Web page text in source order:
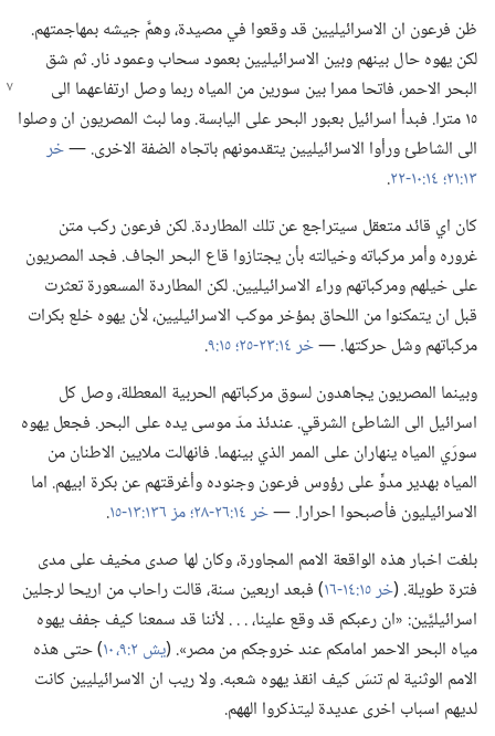
ظن فرعون ان الاسرائيليين قد وقعوا في مصيدة،‏ وهمَّ جيشه بمهاجمتهم.‏
لكن يهوه حال بينهم وبين الاسرائيليين بعمود سحاب وعمود نار.‏ ثم شق
البحرالاحمر،‏ فاتحا ممرا بين سورين من المياه ربما وصل ارتفاعهما الى
١٥ مترا.‏ فبدأ اسرائيل بعبور البحر على اليابسة.‏ وما لبث المصريون ان وصلوا
الى الشاطئ ورأوا الاسرائيليين يتقدمونهم باتجاه الضفة الاخرى.‏ —‏خر
١٣:‏٢١؛‏
‏.‏
كان اي قائد متعقل سيتراجع عن تلك المطاردة.‏ لكن فرعون ركب متن
غروره وأمر مركباته وخيالته بأن يجتازوا قاع البحر الجاف.‏ فجد المصريون
على خيلهم ومركباتهم وراء الاسرائيليين.‏ لكن المطاردة المسعورة تعثرت
قبل ان يتمكنوا من اللحاق بمؤخر موكب الاسرائيليين،‏ لأن يهوه خلع بكرات
مركباتهم وشل حركتها.‏ —‏خر ١٤:‏٢٣-‏٢٥؛‏
‏.‏
وبينما المصريون يجاهدون لسوق مركباتهم الحربية المعطلة،‏ وصل كل
اسرائيل الى الشاطئ الشرقي.‏ عندئذ مدّ موسى يده على البحر.‏ فجعل يهوه
سورَي المياه ينهاران على الممر الذي بينهما.‏ فانهالت ملايين الاطنان من
المياه بهدير مدوٍّ على رؤوس فرعون وجنوده وأغرقتهم عن بكرة ابيهم.‏ اما
الاسرائيليون فأصبحوا احرارا.‏ —‏خر ١٤:‏٢٦-‏٢٨؛‏ مز ١٣٦:‏١٣-‏١٥
‏.‏
بلغت اخبار هذه الواقعة الامم المجاورة،‏ وكان لها صدى مخيف على مدى
فترة طويلة.‏ (‏خر ١٥:‏١٤-‏١٦
‏)‏ فبعد اربعين سنة،‏ قالت راحاب من اريحا لرجلين
اسرائيليَّين:‏ «ان رعبكم قد وقع علينا،‏ .‏ .‏ .‏ لأننا قد سمعنا كيف جفف يهوه
مياه البحر الاحمر امامكم عند خروجكم من مصر».‏ (‏يش ٢:‏٩،‏ ١٠
‏)‏ حتى هذه
الامم الوثنية لم تنسَ كيف انقذ يهوه شعبه.‏ ولا ريب ان الاسرائيليين كانت
لديهم اسباب اخرى عديدة ليتذكروا الههم.‏